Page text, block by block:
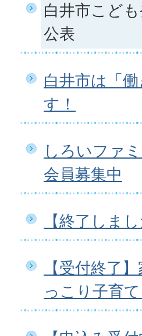
白井市こど
公表
白井市は「
す！
しろいファ
会員募集中
【終了しま
【受付終了
っこり子育て